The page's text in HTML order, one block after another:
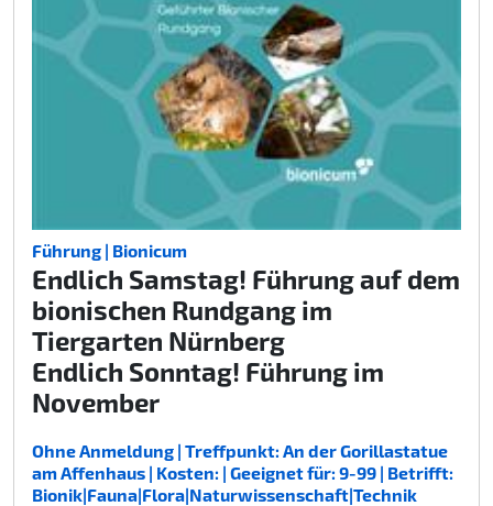
Führung | Bionicum
Endlich Samstag! Führung auf dem
bionischen Rundgang im
Tiergarten Nürnberg
Endlich Sonntag! Führung im
November
Ohne Anmeldung | Treffpunkt: An der Gorillastatue
am Affenhaus | Kosten: | Geeignet für: 9-99 | Betrifft:
Bionik|Fauna|Flora|Naturwissenschaft|Technik